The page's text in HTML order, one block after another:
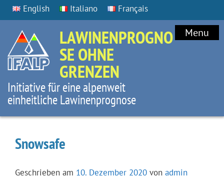
English Italiano Français
LAWINENPROGNO
SE OHNE
GRENZEN
Initiative für eine alpenweit
einheitliche Lawinenprognose
Menu
Snowsafe
Geschrieben am 10. Dezember 2020 von admin